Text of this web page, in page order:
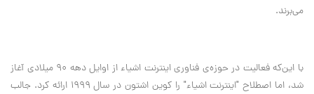
می‌برند.
با این‌‎که فعالیت در حوزه‌ی فناوری اینترنت اشیاء از اوایل دهه ۹۰ میلادی آغاز
شد، اما اصطلاح "اینترنت اشیاء" را کوین اشتون در سال ۱۹۹۹ ارائه کرد. جالب